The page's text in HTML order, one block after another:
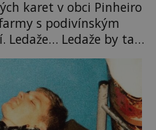
karet v obci Pinheiro
s podivínským
Ledaže… Ledaže by ta
manželkou, ale
zplozené v incestu.
z […]